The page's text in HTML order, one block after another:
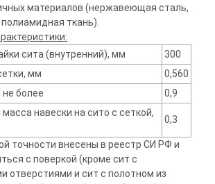
материалов (нержавеющая сталь,
полиамидная ткань).
сита (внутренний), мм
300
мм
0,560
не более
0,9
навески на сито с сеткой,
0,3
точности внесены в реестр СИ РФ и
с поверкой (кроме сит с
отверстиями и сит с полотном из